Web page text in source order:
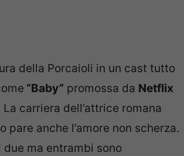
della Porcaioli in un cast tutto
“Baby” promossa da Netflix
carriera dell’attrice romana
anche l’amore non scherza.
due ma entrambi sono